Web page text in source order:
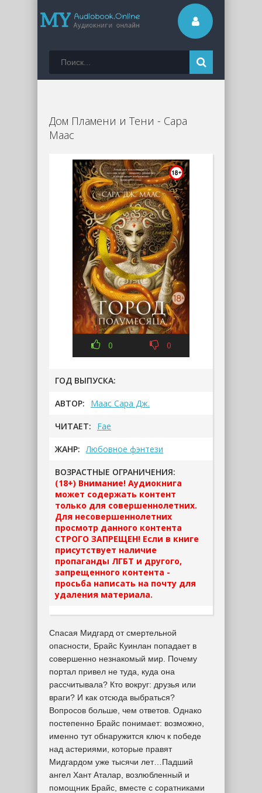
Дом Пламени и Тени - Сара
Маас
0 0
ГОД ВЫПУСКА:
АВТОР: Маас Сара Дж.
ЧИТАЕТ: Fae
ЖАНР: Любовное фэнтези
ВОЗРАСТНЫЕ ОГРАНИЧЕНИЯ:
(18+) Внимание! Аудиокнига
может содержать контент
только для совершеннолетних.
Для несовершеннолетних
просмотр данного контента
СТРОГО ЗАПРЕЩЕН! Если в книге
присутствует наличие
пропаганды ЛГБТ и другого,
запрещенного контента -
просьба написать на почту для
удаления материала.
Спасая Мидгард от смертельной
опасности, Брайс Куинлан попадает в
совершенно незнакомый мир. Почему
портал привел не туда, куда она
рассчитывала? Кто вокруг: друзья или
враги? И как отсюда выбраться?
Вопросов больше, чем ответов. Однако
постепенно Брайс понимает: возможно,
именно тут обнаружится ключ к победе
над астериями, которые правят
Мидгардом уже тысячи лет…Падший
ангел Хант Аталар, возлюбленный и
помощник Брайс, вместе с соратниками